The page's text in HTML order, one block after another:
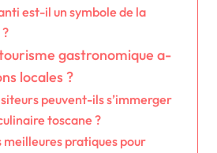
est-il un symbole de la
gastronomique a-
locales ?
peuvent-ils s’immerger
toscane ?
meilleures pratiques pour